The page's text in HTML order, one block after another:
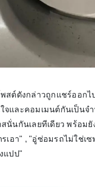
สต์ดังกล่าวถูกแชร์ออกไ
จและคอมเมนต์กันเป็นจ
นั่นกันเลยทีเดียว พร้อมยั
เอา" , "อู่ซ่อมรถไม่ใช่เ
แปป"